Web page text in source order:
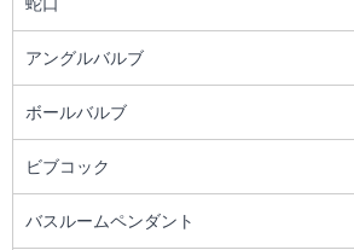
蛇口
アングルバルブ
ボールバルブ
ビブコック
バスルームペンダント